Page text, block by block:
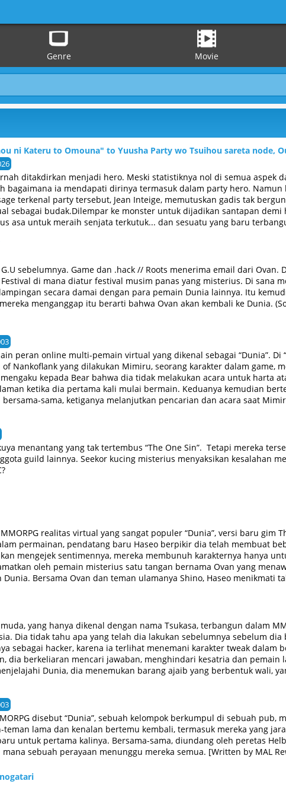
Genre Movie
ni Kateru to Omouna" to Yuusha Party wo Tsuihou sareta node,
ditakdirkan menjadi hero. Meski statistiknya nol di semua aspek
bagaimana ia mendapati dirinya termasuk dalam party hero.
terkenal party tersebut, Jean Inteige, memutuskan gadis tak
sebagai budak.Dilempar ke monster untuk dijadikan santapan demi
asa untuk meraih senjata terkutuk... dan sesuatu yang baru
sebelumnya. Game dan .hack // Roots menerima email dari Ovan.
di mana diatur festival musim panas yang misterius. Di sana
secara damai dengan para pemain Dunia lainnya. Itu
menganggap itu berarti bahwa Ovan akan kembali ke Dunia.
peran online multi-pemain virtual yang dikenal sebagai “Dunia”. Di
Nankoflank yang dilakukan Mimiru, seorang karakter dalam game,
kepada Bear bahwa dia tidak melakukan acara untuk harta
ketika dia pertama kali mulai bermain. Keduanya kemudian
sama, ketiganya melanjutkan pencarian dan acara saat
menantang yang tak tertembus “The One Sin”. Tetapi mereka
guild lainnya. Seekor kucing misterius menyaksikan kesalahan
realitas virtual yang sangat populer “Dunia”, versi baru gim
permainan, pendatang baru Haseo berpikir dia telah membuat
mengejek sentimennya, mereka membunuh karakternya hanya
oleh pemain misterius satu tangan bernama Ovan yang
Bersama Ovan dan teman ulamanya Shino, Haseo menikmati
persahabatan yang dibangun Haseo dalam game
yang hanya dikenal dengan nama Tsukasa, terbangun dalam
Dia tidak tahu apa yang telah dia lakukan sebelumnya sebelum dia
sebagai hacker, karena ia terlihat menemani karakter tweak dalam
dia berkeliaran mencari jawaban, menghindari kesatria dan pemain
Dunia, dia menemukan barang ajaib yang berbentuk wali,
Rewrite]
disebut “Dunia”, sebuah kelompok berkumpul di sebuah pub,
teman lama dan kenalan bertemu kembali, termasuk mereka yang
untuk pertama kalinya. Bersama-sama, diundang oleh peretas
sebuah perayaan menunggu mereka semua. [Written by MAL